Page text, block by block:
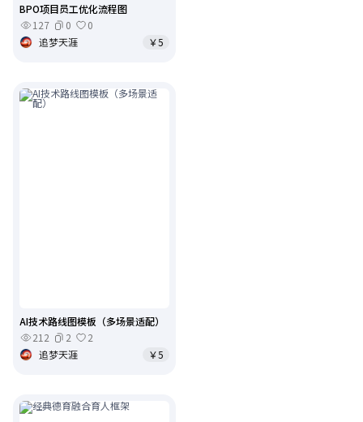
BPO项目员工优化流程图
127
0
0
追梦天涯
￥5
AI技术路线图模板（多场景适配）
212
2
2
追梦天涯
￥5